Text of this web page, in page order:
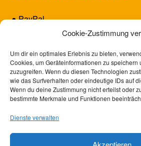
Cookie-Zustimmung
Um dir ein optimales Erlebnis zu bieten,
Cookies, um Geräteinformationen zu speichern
zuzugreifen. Wenn du diesen Technologien
wie das Surfverhalten oder eindeutige IDs auf
Wenn du deine Zustimmung nicht erteilst oder
bestimmte Merkmale und Funktionen
Dienste verwalten
● PayPal
● Kreditkarte (Mastercard/Visa)